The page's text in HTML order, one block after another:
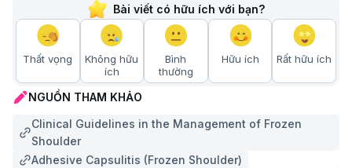
Bài viết có hữu ích với bạn?
Thất vọng
Không hữu
ích
Bình
thường
Hữu ích Rất hữu ích
NGUỒN THAM KHẢO
Clinical Guidelines in the Management of Frozen
Shoulder
Adhesive Capsulitis (Frozen Shoulder)